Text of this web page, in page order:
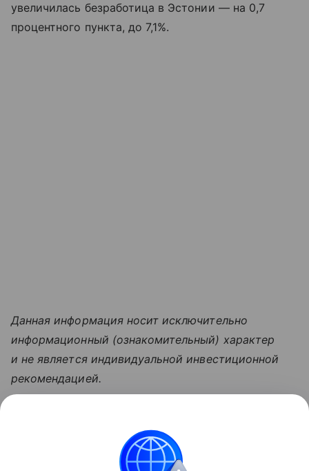
увеличилась безработица в Эстонии — на 0,7
процентного пункта, до 7,1%.
Данная информация носит исключительно
информационный (ознакомительный) характер
и не является индивидуальной инвестиционной
рекомендацией.
Безработица: 5 видов
В статье рассмотрим факторы, влияющие на
уровень безработицы, а также экономические и